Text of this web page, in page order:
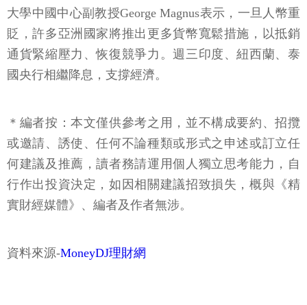
大學中國中心副教授George Magnus表示，一旦人幣重
貶，許多亞洲國家將推出更多貨幣寬鬆措施，以抵銷
通貨緊縮壓力、恢復競爭力。週三印度、紐西蘭、泰
國央行相繼降息，支撐經濟。
＊編者按：本文僅供參考之用，並不構成要約、招攬
或邀請、誘使、任何不論種類或形式之申述或訂立任
何建議及推薦，讀者務請運用個人獨立思考能力，自
行作出投資決定，如因相關建議招致損失，概與《精
實財經媒體》、編者及作者無涉。
資料來源-MoneyDJ理財網